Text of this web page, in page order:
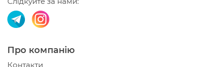
Про компанію
Контакти